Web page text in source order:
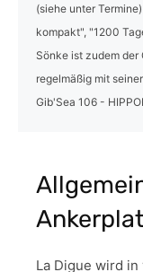
(siehe unter
kompakt", "1200
Sönke ist zudem der
regelmäßig mit
Gib'Sea 106 -
La Digue wird